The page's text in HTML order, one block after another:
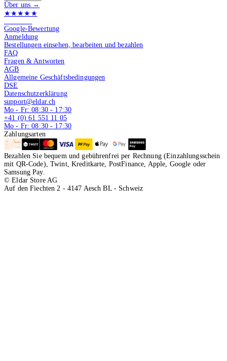
Über uns →
★★★★★
Google-Bewertung
Anmeldung
Bestellungen einsehen, bearbeiten und bezahlen
FAQ
Fragen & Antworten
AGB
Allgemeine Geschäftsbedingungen
DSE
Datenschutzerklärung
support@eldar.ch
Mo - Fr: 08:30 - 17:30
+41 (0) 61 551 11 05
Mo - Fr: 08:30 - 17:30
Zahlungsarten
Bezahlen Sie bequem und gebührenfrei per Rechnung (Einzahlungsschein
mit QR-Code), Twint, Kreditkarte, PostFinance, Apple, Google oder
Samsung Pay.
© Eldar Store AG
Auf den Fiechten 2 - 4147 Aesch BL - Schweiz